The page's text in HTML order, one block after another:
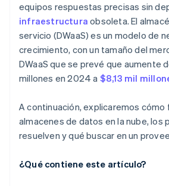
Integración más sencilla
equipos respuestas precisas sin
infraestructura obsoleta. El
servicio (DWaaS) es un modelo de
crecimiento, con un tamaño del
DWaaS que se prevé que aumente
millones en 2024 a $8,13 mil
A continuación, explicaremos cómo
almacenes de datos en la nube, los
resuelven y qué buscar en un
¿Qué contiene este artículo?